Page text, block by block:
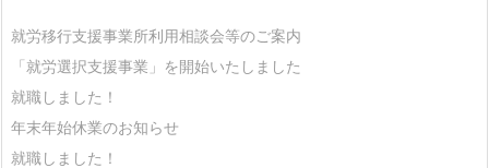
就労移行支援事業所利用相談会等のご案内
「就労選択支援事業」を開始いたしました
就職しました！
年末年始休業のお知らせ
就職しました！